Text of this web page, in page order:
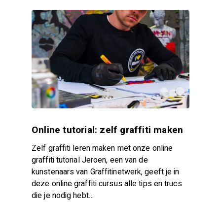
Online tutorial: zelf graffiti maken
Zelf graffiti leren maken met onze online
graffiti tutorial Jeroen, een van de
kunstenaars van Graffitinetwerk, geeft je in
deze online graffiti cursus alle tips en trucs
die je nodig hebt…